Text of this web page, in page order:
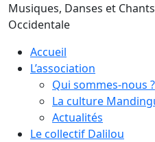
Skip
to
Musiques, Danses et
Occidentale
Accueil
L’association
Qui sommes-nous ?
La culture
Actualités
Le collectif Dalilou